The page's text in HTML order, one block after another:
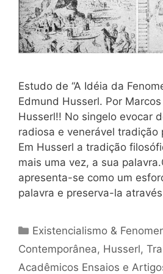
Estudo de “A Idéia da
Edmund Husserl. Por
Husserl!! No singelo evocar
radiosa e venerável tradição
Em Husserl a tradição
mais uma vez, a sua
apresenta-se como um
palavra e preserva-la
Categorias
Existencialismo &
Contemporânea, Husserl,
Acadêmicos Ensaios e